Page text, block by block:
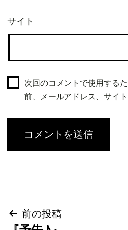
サイト
次回のコメントで使用する
前、メールアドレス、サイト
投前の投稿